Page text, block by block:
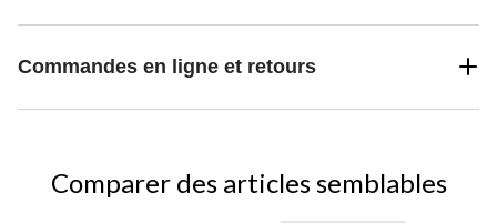
Commandes en ligne et retours
Comparer des articles semblables